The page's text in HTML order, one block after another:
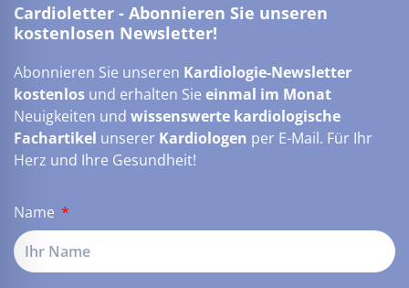
Cardioletter - Abonnieren Sie unseren
kostenlosen Newsletter!
Abonnieren Sie unseren Kardiologie-Newsletter
kostenlos und erhalten Sie einmal im Monat
Neuigkeiten und wissenswerte kardiologische
Fachartikel unserer Kardiologen per E-Mail. Für Ihr
Herz und Ihre Gesundheit!
Name